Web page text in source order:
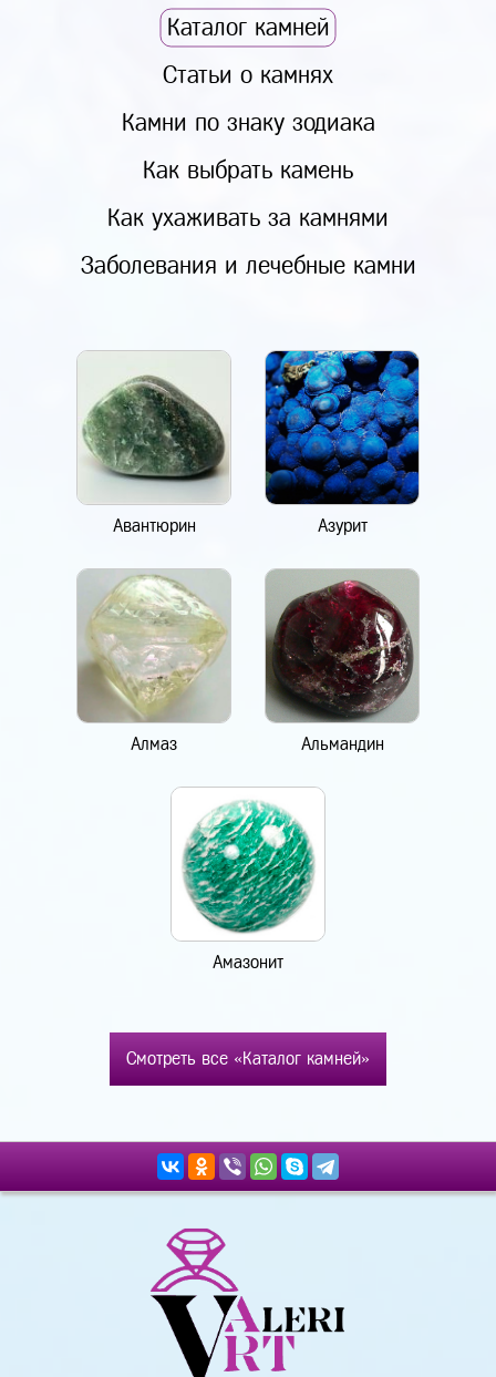
Каталог камней
Статьи о камнях
Камни по знаку зодиака
Как выбрать камень
Как ухаживать за камнями
Заболевания и лечебные камни
Авантюрин Азурит
Алмаз Альмандин
Амазонит
Смотреть все «Каталог камней»